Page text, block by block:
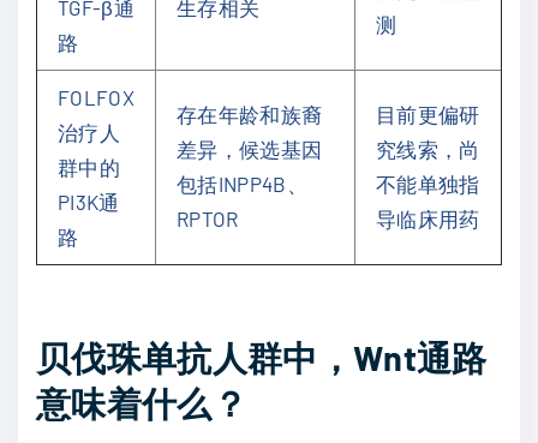
TGF-β通
路
生存相关
测
FOLFOX
治疗人
群中的
PI3K通
路
存在年龄和族裔
差异，候选基因
包括INPP4B、
RPTOR
目前更偏研
究线索，尚
不能单独指
导临床用药
贝伐珠单抗人群中，Wnt通路
意味着什么？